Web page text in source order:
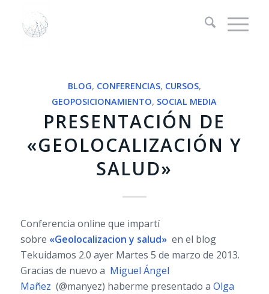
BLOG, CONFERENCIAS, CURSOS,
GEOPOSICIONAMIENTO, SOCIAL MEDIA
PRESENTACIÓN DE
«GEOLOCALIZACIÓN Y
SALUD»
Conferencia online que impartí
sobre «Geolocalizacion y salud» en el blog
Tekuidamos 2.0 ayer Martes 5 de marzo de 2013.
Gracias de nuevo a Miguel Ángel
Mañez (@manyez) haberme presentado a Olga